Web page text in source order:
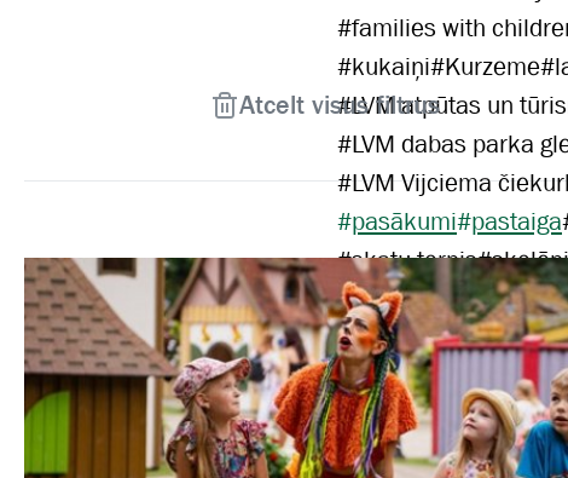
#families with
#kukaiņi#Kurzeme#
#LVM atpūtas un
#LVM dabas parka
#LVM Vijciema
#pasākumi#pastaiga
#skatu tornis#
#velobraucējiem#
Atcelt visus filtrus